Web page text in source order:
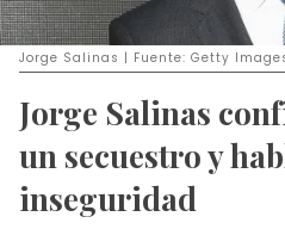
Jorge Salinas | Fuente: Getty
Jorge Salinas
un secuestro y
inseguridad